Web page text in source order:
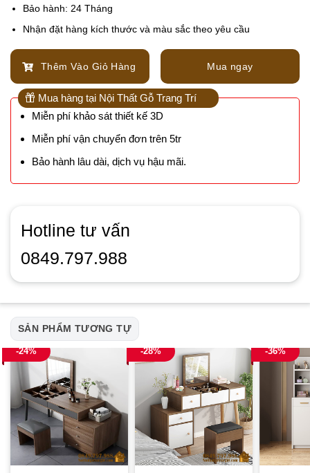
Bảo hành: 24 Tháng
Nhận đặt hàng kích thước và màu sắc theo yêu cầu
Thêm Vào Giỏ Hàng Mua ngay
Mua hàng tại Nội Thất Gỗ Trang Trí
Miễn phí khảo sát thiết kế 3D
Miễn phí vận chuyển đơn trên 5tr
Bảo hành lâu dài, dịch vụ hậu mãi.
Hotline tư vấn
0849.797.988
SẢN PHẨM TƯƠNG TỰ
-24% -28% -36%